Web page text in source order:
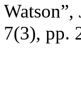
Watson”,
7(3), pp.